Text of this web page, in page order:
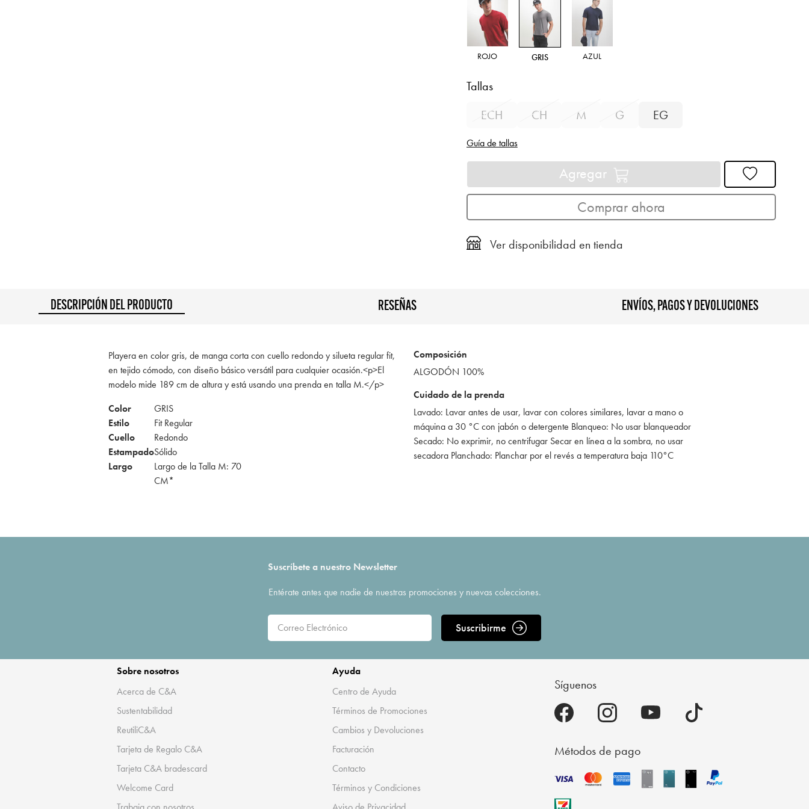
ROJO GRIS AZUL
Tallas
ECH
CH M G EG
Guía de tallas
Agregar
Comprar ahora
Ver disponibilidad en tienda
DESCRIPCIÓN DEL PRODUCTO RESEÑAS ENVÍOS, PAGOS Y DEVOLUCIONES
Playera en color gris, de manga corta con cuello redondo y silueta regular fit,
en tejido cómodo, con diseño básico versátil para cualquier ocasión.<p>El
modelo mide 189 cm de altura y está usando una prenda en talla M.</p>
Color
GRIS
Estilo
Fit Regular
Cuello
Redondo
EstampadoSólido
Largo
Largo de la Talla M: 70
CM*
Composición
ALGODÓN 100%
Cuidado de la prenda
Lavado: Lavar antes de usar, lavar con colores similares, lavar a mano o
máquina a 30 °C con jabón o detergente Blanqueo: No usar blanqueador
Secado: No exprimir, no centrifugar Secar en línea a la sombra, no usar
secadora Planchado: Planchar por el revés a temperatura baja 110°C
Suscríbete a nuestro Newsletter
Entérate antes que nadie de nuestras promociones y nuevas colecciones.
Suscribirme
Sobre nosotros
Acerca de C&A
Sustentabilidad
ReutiliC&A
Tarjeta de Regalo C&A
Tarjeta C&A bradescard
Welcome Card
Ayuda
Centro de Ayuda
Términos de Promociones
Cambios y Devoluciones
Facturación
Contacto
Términos y Condiciones
Síguenos
Métodos de pago